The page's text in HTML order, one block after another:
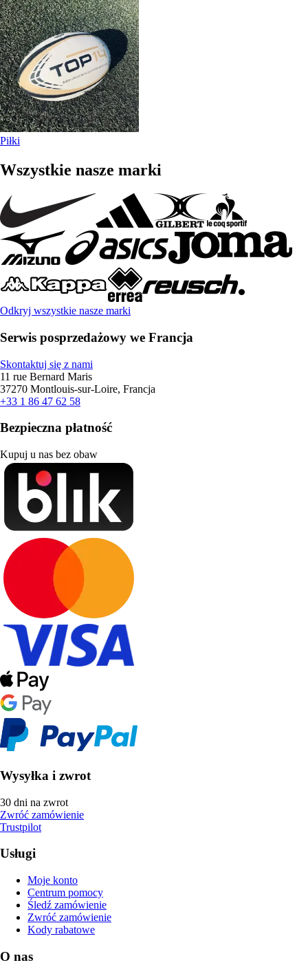
Piłki
Wszystkie nasze marki
Odkryj wszystkie nasze marki
Serwis posprzedażowy we Francja
Skontaktuj się z nami
11 rue Bernard Maris
37270 Montlouis-sur-Loire, Francja
+33 1 86 47 62 58
Bezpieczna płatność
Kupuj u nas bez obaw
Wysyłka i zwrot
30 dni na zwrot
Zwróć zamówienie
Trustpilot
Usługi
Moje konto
Centrum pomocy
Śledź zamówienie
Zwróć zamówienie
Kody rabatowe
O nas